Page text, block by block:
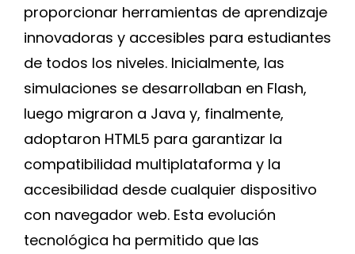
proporcionar herramientas de aprendizaje
innovadoras y accesibles para estudiantes
de todos los niveles. Inicialmente, las
simulaciones se desarrollaban en Flash,
luego migraron a Java y, finalmente,
adoptaron HTML5 para garantizar la
compatibilidad multiplataforma y la
accesibilidad desde cualquier dispositivo
con navegador web. Esta evolución
tecnológica ha permitido que las